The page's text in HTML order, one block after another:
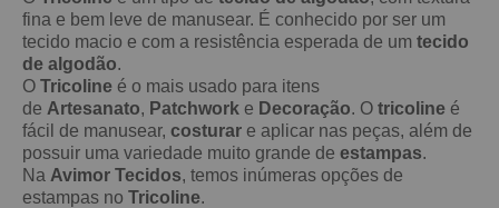
fina e bem leve de manusear. É conhecido por ser um
tecido macio e com a resistência esperada de um tecido
de algodão.
O Tricoline é o mais usado para itens
de Artesanato, Patchwork e Decoração. O tricoline é
fácil de manusear, costurar e aplicar nas peças, além de
possuir uma variedade muito grande de estampas.
Na Avimor Tecidos, temos inúmeras opções de
estampas no Tricoline.